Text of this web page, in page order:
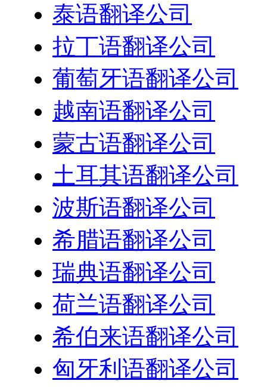
泰语翻译公司
拉丁语翻译公司
葡萄牙语翻译公司
越南语翻译公司
蒙古语翻译公司
土耳其语翻译公司
波斯语翻译公司
希腊语翻译公司
瑞典语翻译公司
荷兰语翻译公司
希伯来语翻译公司
匈牙利语翻译公司